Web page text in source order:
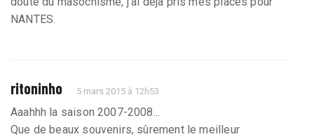
NANTES.
ritoninho 5 mars 2015 à 12h53
Aaahhh la saison 2007-2008...
Que de beaux souvenirs, sûrement le meilleur